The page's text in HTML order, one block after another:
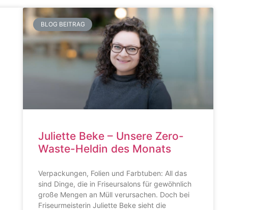
BLOG BEITRAG
Juliette Beke – Unsere Zero-
Waste-Heldin des Monats
Verpackungen, Folien und Farbtuben: All das
sind Dinge, die in Friseursalons für gewöhnlich
große Mengen an Müll verursachen. Doch bei
Friseurmeisterin Juliette Beke sieht die